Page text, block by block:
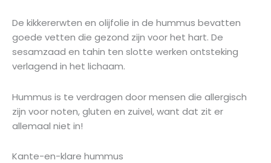
De kikkererwten en olijfolie in de hummus bevatten
goede vetten die gezond zijn voor het hart. De
sesamzaad en tahin ten slotte werken ontsteking
verlagend in het lichaam.
Hummus is te verdragen door mensen die allergisch
zijn voor noten, gluten en zuivel, want dat zit er
allemaal niet in!
Kante-en-klare hummus